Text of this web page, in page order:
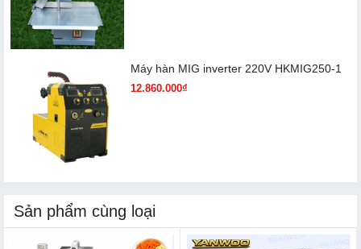
Máy hàn MIG inverter 220V HKMIG250-1
12.860.000₫
Sản phẩm cùng loại